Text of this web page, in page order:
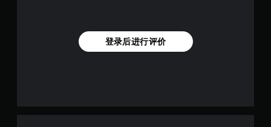
登录后进行评价